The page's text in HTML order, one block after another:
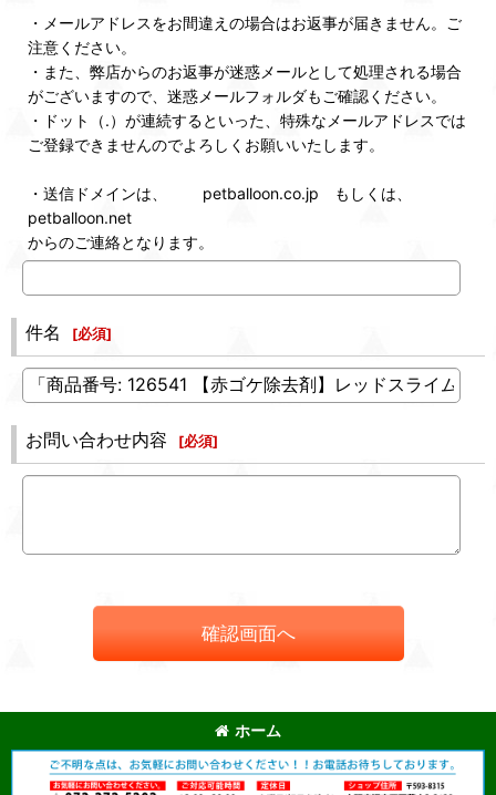
・メールアドレスをお間違えの場合はお返事が届きません。ご
注意ください。
・また、弊店からのお返事が迷惑メールとして処理される場合
がございますので、迷惑メールフォルダもご確認ください。
・ドット（.）が連続するといった、特殊なメールアドレスでは
ご登録できませんのでよろしくお願いいたします。
・送信ドメインは、 petballoon.co.jp もしくは、
petballoon.net
からのご連絡となります。
件名 [必須]
お問い合わせ内容 [必須]
確認画面へ
ホーム